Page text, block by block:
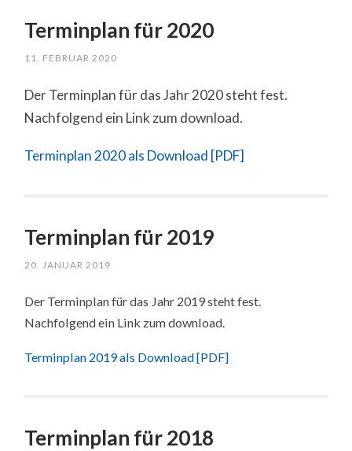
Terminplan für 2020
11. FEBRUAR 2020
Der Terminplan für das Jahr 2020 steht fest.
Nachfolgend ein Link zum download.
Terminplan 2020 als Download [PDF]
Terminplan für 2019
20. JANUAR 2019
Der Terminplan für das Jahr 2019 steht fest.
Nachfolgend ein Link zum download.
Terminplan 2019 als Download [PDF]
Terminplan für 2018